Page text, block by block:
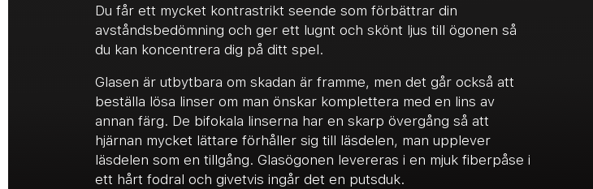
Du får ett mycket kontrastrikt seende som förbättrar din
avståndsbedömning och ger ett lugnt och skönt ljus till ögonen så
du kan koncentrera dig på ditt spel.
Glasen är utbytbara om skadan är framme, men det går också att
beställa lösa linser om man önskar komplettera med en lins av
annan färg. De bifokala linserna har en skarp övergång så att
hjärnan mycket lättare förhåller sig till läsdelen, man upplever
läsdelen som en tillgång. Glasögonen levereras i en mjuk fiberpåse i
ett hårt fodral och givetvis ingår det en putsduk.